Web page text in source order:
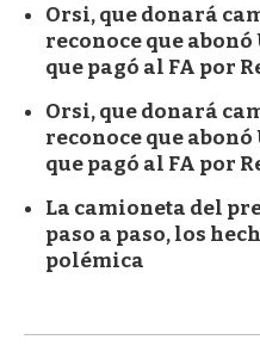
Orsi, que donará
reconoce que abonó
que pagó al FA por
Orsi, que donará
reconoce que abonó
que pagó al FA por
La camioneta del
paso a paso, los
polémica